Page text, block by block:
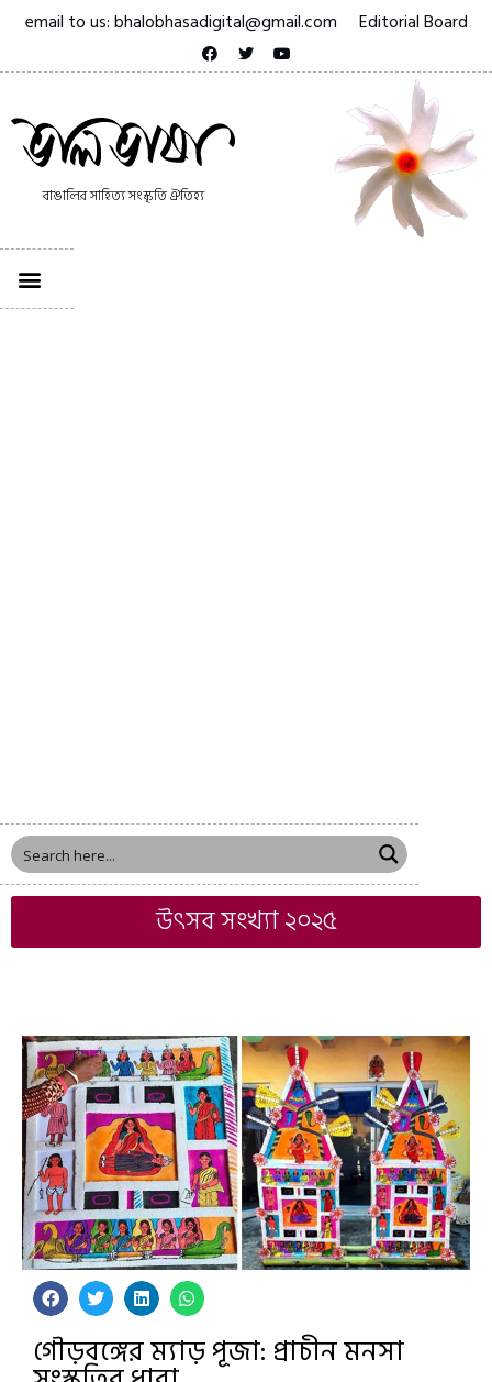
email to us: bhalobhasadigital@gmail.com Editorial Board
বাঙালির সাহিত্য সংস্কৃতি ঐতিহ্য
উৎসব সংখ্যা ২০২৫
গৌড়বঙ্গের ম্যাড় পূজা: প্রাচীন মনসা